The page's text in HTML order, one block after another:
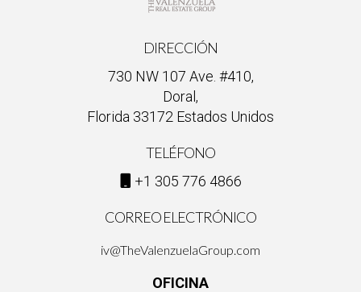
DIRECCIÓN
730 NW 107 Ave. #410,
Doral,
Florida 33172 Estados Unidos
TELÉFONO
+1 305 776 4866
CORREO ELECTRÓNICO
iv@TheValenzuelaGroup.com
OFICINA